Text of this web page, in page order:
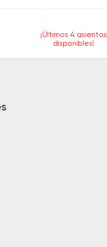
¡Últimos 4 asientos
disponibles!